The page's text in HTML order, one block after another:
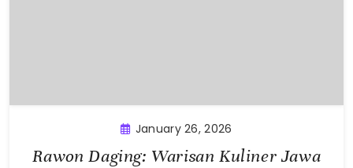
January 26, 2026
Rawon Daging: Warisan Kuliner Jawa